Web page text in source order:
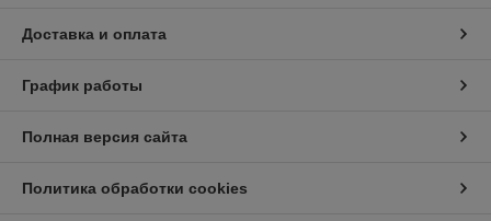
Доставка и оплата
График работы
Полная версия сайта
Политика обработки cookies